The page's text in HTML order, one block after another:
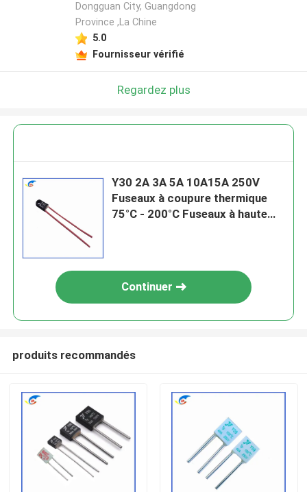
Dongguan City, Guangdong
Province ,La Chine
5.0
Fournisseur vérifié
Regardez plus
Y30 2A 3A 5A 10A15A 250V
Fuseaux à coupure thermique
75°C - 200°C Fuseaux à haute
Continuer
produits recommandés